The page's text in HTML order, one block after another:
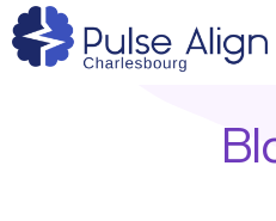
Aller
au